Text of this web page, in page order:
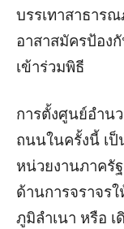
บรรเทาสาธาร
อาสาสมัครป้อง
เข้าร่วมพิธี
การตั้งศูนย์อำน
ถนนในครั้งนี้ เ
หน่วยงานภาครั
ด้านการจราจร
ภูมิลำเนา หรือ เ